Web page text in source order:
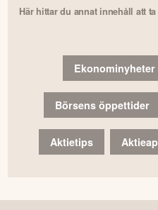
Här hittar du annat innehåll att
Ekonominyheter
Börsens öppettider
Aktietips